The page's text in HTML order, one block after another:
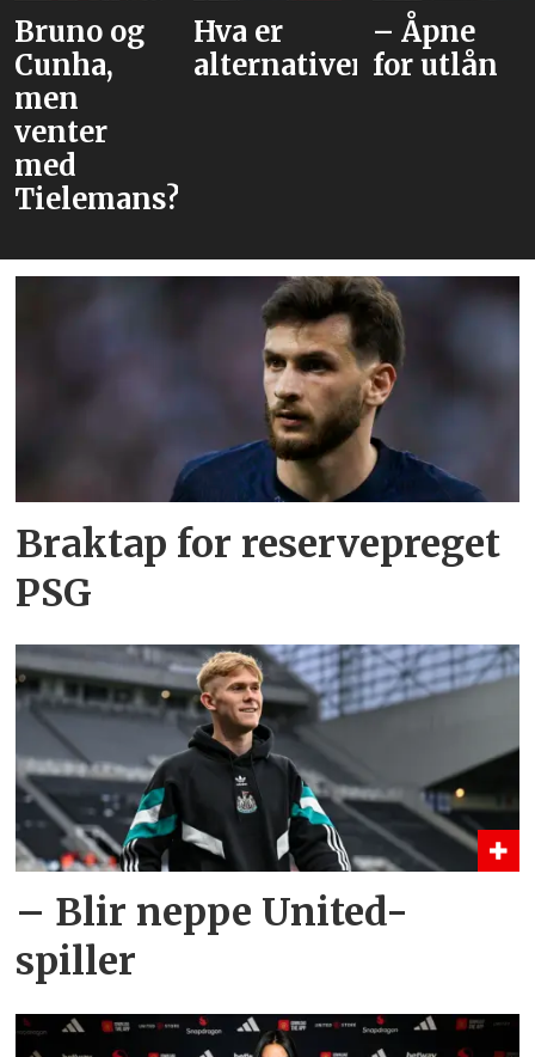
Bruno og
Cunha,
men
venter
med
Tielemans?
Hva er
alternativene?
– Åpne
for utlån
Braktap for reservepreget
PSG
– Blir neppe United-
spiller